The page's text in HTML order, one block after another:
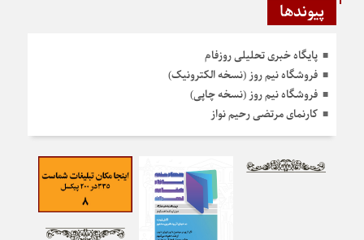
پیوندها
پایگاه خبری تحلیلی روزفام
فروشگاه نیم روز (نسخه الکترونیک)
فروشگاه نیم روز (نسخه چاپی)
کارنمای مرتضی رحیم نواز